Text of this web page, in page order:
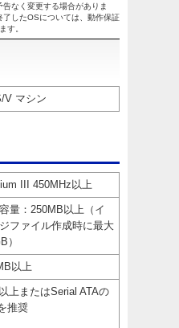
なく変更する場合がありま
したOSについては、動作保証
す。
V マシン
III 450MHz以上
量：250MB以上（イ
ファイル作成時に最大
）
以上
上またはSerial ATAの
推奨